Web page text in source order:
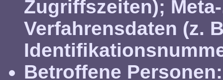
Zugriffszeiten);
Verfahrensdaten (z.
Betroffene Personen: